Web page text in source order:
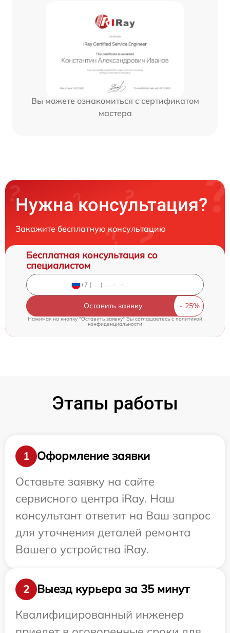
Вы можете ознакомиться с сертификатом
мастера
Нужна консультация?
Закажите бесплатную консультацию
Бесплатная консультация со
специалистом
Оставить заявку
Нажимая на кнопку "Оставить заявку" Вы соглашаетесь cполитикой
конфиденциальности
Этапы работы
1
Оформление заявки
Оставьте заявку на сайте
сервисного центра iRay. Наш
консультант ответит на Ваш запрос
для уточнения деталей ремонта
Вашего устройства iRay.
2
Выезд курьера за 35 минут
Квалифицированный инженер